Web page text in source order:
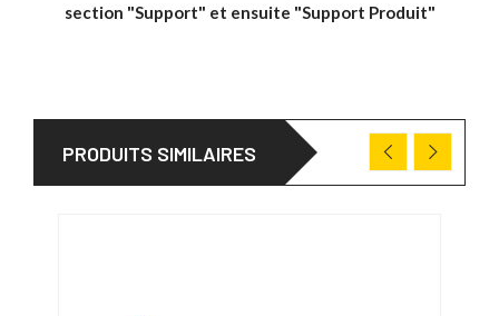
section "Support" et ensuite "Support Produit"
PRODUITS SIMILAIRES